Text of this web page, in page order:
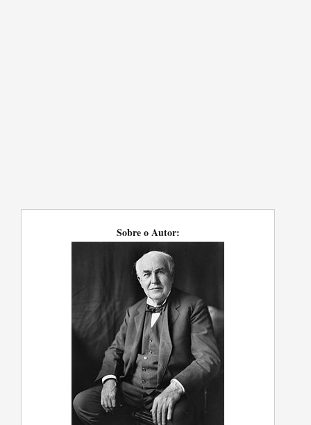
Sobre o Autor: